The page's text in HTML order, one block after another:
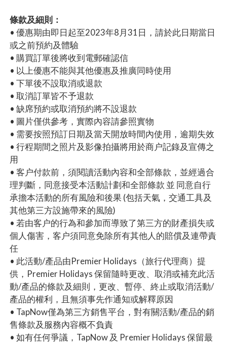
條款及細則：
• 優惠期由即日起至2023年8月31日，請於此日期當日
或之前預約及體驗
• 購買訂單後將收到電郵確認信
• 以上優惠不能與其他優惠及推廣同時使用
• 下單後不設取消或退款
• 取消訂單皆不予退款
• 缺席預約或取消預約將不設退款
• 圖片僅供參考，實際內容請參照實物
• 需要按照預訂日期及當天開放時間內使用，逾期失效
• 行程期間之照片及影像拍攝將用於商户記錄及宣傳之
用
• 客户付款前，須閱讀活動內容和全部條款，並經過合
理判斷，同意接受本活動計劃和全部條款 並 同意自行
承擔本活動的所有風險和後果 (包括天氣，交通工具及
其他第三方設施帶來的風險)
• 若由客户的行為和參加而導致了第三方的財產損失或
個人傷害，客户須同意免除所有其他人的賠償及連帶責
任
• 此活動/產品由Premier Holidays（旅行代理商）提
供，Premier Holidays 保留隨時更改、取消或補充此活
動/產品的條款及細則，更改、暫停、終止或取消活動/
產品的權利，且無須事先作通知或解釋原因
• TapNow僅為第三方銷售平台，對有關活動/產品的銷
售條款及服務內容概不負責
• 如有任何爭議，TapNow 及 Premier Holidays 保留最